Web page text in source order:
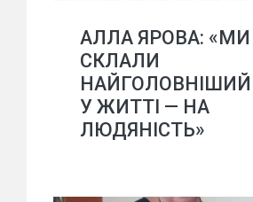
АЛЛА ЯРОВА: «МИ
СКЛАЛИ
НАЙГОЛОВНІШИЙ
У ЖИТТІ — НА
ЛЮДЯНІСТЬ»